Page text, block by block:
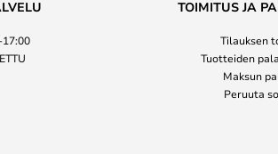
TOIMITUS JA
Tilauksen
Tuotteiden
Maksun
Peruuta